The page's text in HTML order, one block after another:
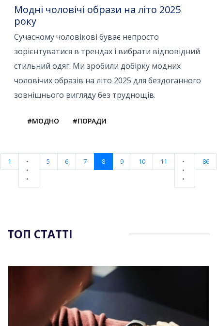
Модні чоловічі образи на літо 2025
року
Сучасному чоловікові буває непросто
зорієнтуватися в трендах і вибрати відповідний
стильний одяг. Ми зробили добірку модних
чоловічих образів на літо 2025 для бездоганного
зовнішнього вигляду без труднощів.
#МОДНО #ПОРАДИ
1
•
•
•
5 6 7 8 9 10 11
•
•
•
86
ТОП СТАТТІ